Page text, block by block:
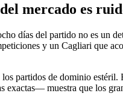
mercado es
días del partido no es un
y un Cagliari que
partidos de dominio estéril.
muestra que los